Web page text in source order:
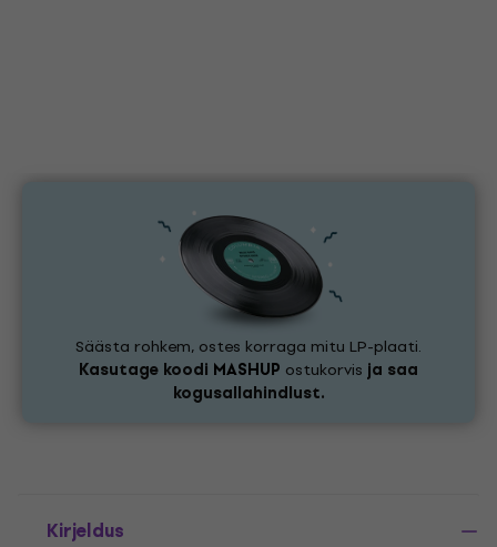
Säästa rohkem, ostes korraga mitu LP-plaati.
Kasutage koodi MASHUP ostukorvis ja saa
kogusallahindlust.
Kirjeldus